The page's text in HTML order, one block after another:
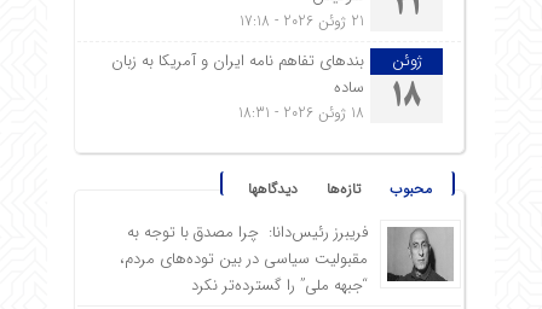
21 21 ژوئن 2026 - 17:18
ژوئن
18
بندهای تفاهم نامه ایران و آمریکا به زبان
ساده
18 ژوئن 2026 - 18:31
محبوب تازه‌ها دیدگاهها
فریبرز رئیس‌دانا: چرا مصدق با توجه به
مقبولیت سیاسی در بین توده‌های مردم،
“جبهه ملی” را گسترده‌تر نکرد